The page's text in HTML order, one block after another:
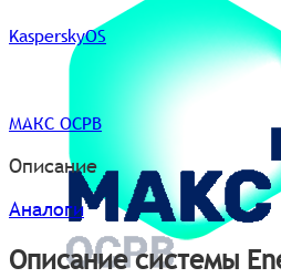
KasperskyOS
МАКС ОСРВ
Описание
Аналоги
Описание системы